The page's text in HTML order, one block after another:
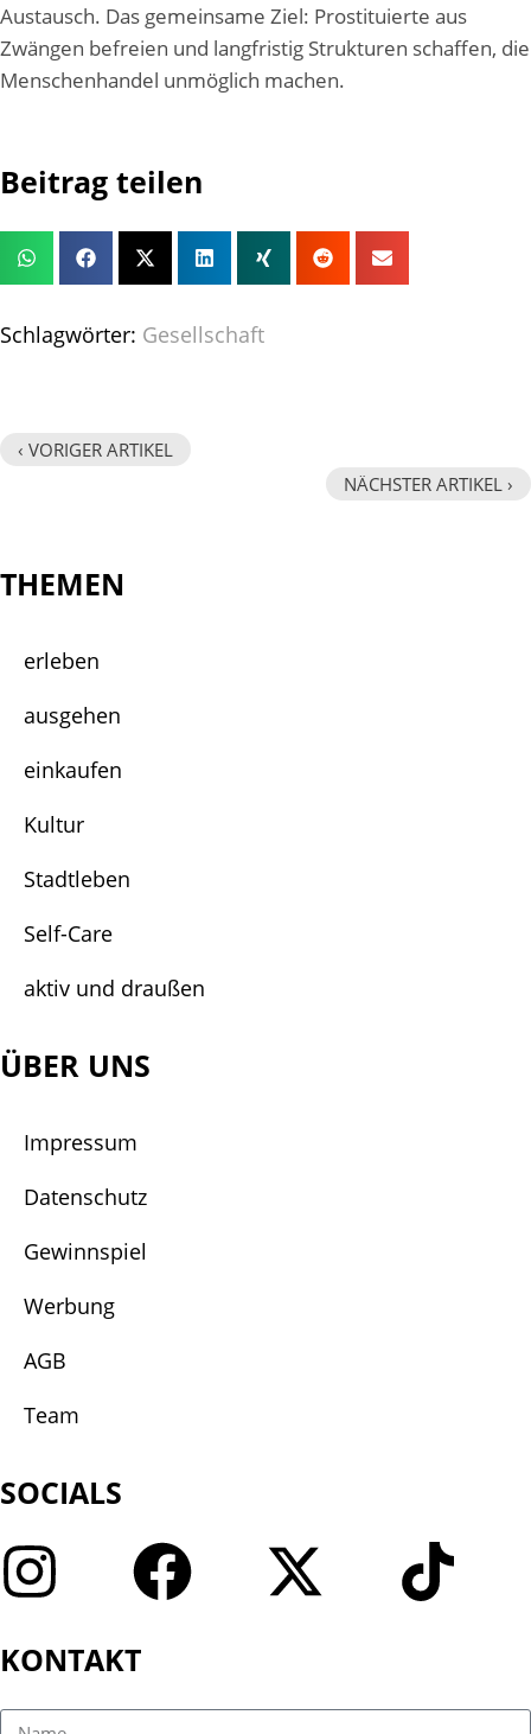
Austausch. Das gemeinsame Ziel: Prostituierte aus
Zwängen befreien und langfristig Strukturen schaffen, die
Menschenhandel unmöglich machen.
Beitrag teilen
Schlagwörter: Gesellschaft
‹ VORIGER ARTIKEL
NÄCHSTER ARTIKEL ›
THEMEN
erleben
ausgehen
einkaufen
Kultur
Stadtleben
Self-Care
aktiv und draußen
ÜBER UNS
Impressum
Datenschutz
Gewinnspiel
Werbung
AGB
Team
SOCIALS
KONTAKT